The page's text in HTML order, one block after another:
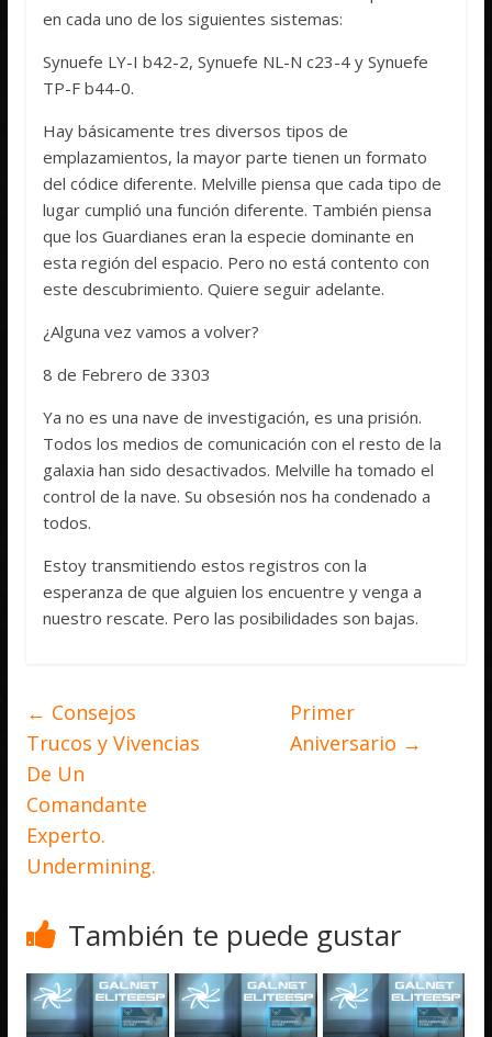
en cada uno de los siguientes sistemas:
Synuefe LY-I b42-2, Synuefe NL-N c23-4 y Synuefe
TP-F b44-0.
Hay básicamente tres diversos tipos de
emplazamientos, la mayor parte tienen un formato
del códice diferente. Melville piensa que cada tipo de
lugar cumplió una función diferente. También piensa
que los Guardianes eran la especie dominante en
esta región del espacio. Pero no está contento con
este descubrimiento. Quiere seguir adelante.
¿Alguna vez vamos a volver?
8 de Febrero de 3303
Ya no es una nave de investigación, es una prisión.
Todos los medios de comunicación con el resto de la
galaxia han sido desactivados. Melville ha tomado el
control de la nave. Su obsesión nos ha condenado a
todos.
Estoy transmitiendo estos registros con la
esperanza de que alguien los encuentre y venga a
nuestro rescate. Pero las posibilidades son bajas.
← Consejos
Trucos y Vivencias
De Un
Comandante
Experto.
Undermining.
Primer
Aniversario →
También te puede gustar